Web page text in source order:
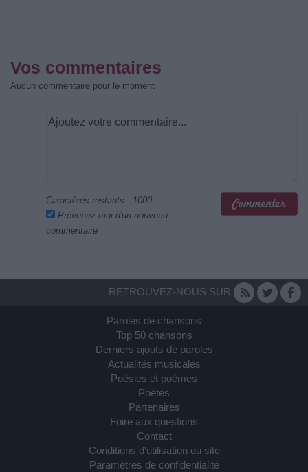
Vos commentaires
Aucun commentaire pour le moment
Caractères restants : 1000
Prévenez-moi d'un nouveau
commentaire
RETROUVEZ-NOUS SUR
Paroles de chansons
Top 50 chansons
Derniers ajouts de paroles
Actualités musicales
Poésies et poèmes
Poètes
Partenaires
Foire aux questions
Contact
Conditions d'utilisation du site
Paramètres de confidentialité